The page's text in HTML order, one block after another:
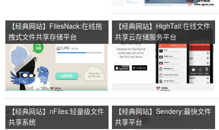
【经典网站】FilesNack:在线拖
拽式文件共享存储平台
【经典网站】HighTail:在线文件
共享云存储服务平台
【经典网站】nFiles:轻量级文件
共享系统
【经典网站】Sendery:最快文件
共享平台